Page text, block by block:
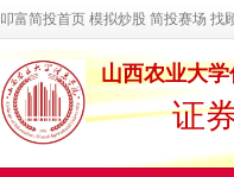
叩富简投首页 模拟炒股 简投赛场 找
山西农业大
证